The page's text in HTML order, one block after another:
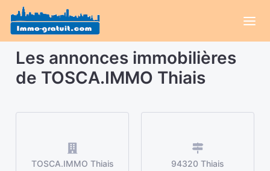
Les annonces immobilières
de TOSCA.IMMO Thiais
TOSCA.IMMO Thiais 94320 Thiais